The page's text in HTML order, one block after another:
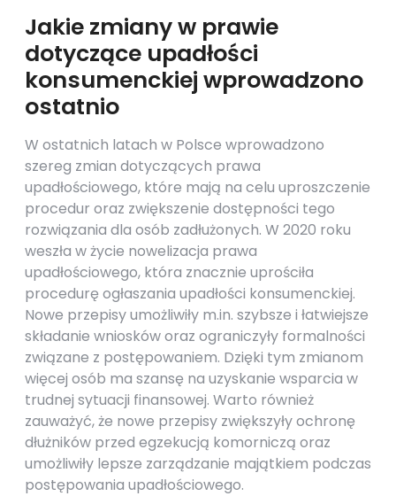
Jakie zmiany w prawie
dotyczące upadłości
konsumenckiej wprowadzono
ostatnio
W ostatnich latach w Polsce wprowadzono
szereg zmian dotyczących prawa
upadłościowego, które mają na celu uproszczenie
procedur oraz zwiększenie dostępności tego
rozwiązania dla osób zadłużonych. W 2020 roku
weszła w życie nowelizacja prawa
upadłościowego, która znacznie uprościła
procedurę ogłaszania upadłości konsumenckiej.
Nowe przepisy umożliwiły m.in. szybsze i łatwiejsze
składanie wniosków oraz ograniczyły formalności
związane z postępowaniem. Dzięki tym zmianom
więcej osób ma szansę na uzyskanie wsparcia w
trudnej sytuacji finansowej. Warto również
zauważyć, że nowe przepisy zwiększyły ochronę
dłużników przed egzekucją komorniczą oraz
umożliwiły lepsze zarządzanie majątkiem podczas
postępowania upadłościowego.